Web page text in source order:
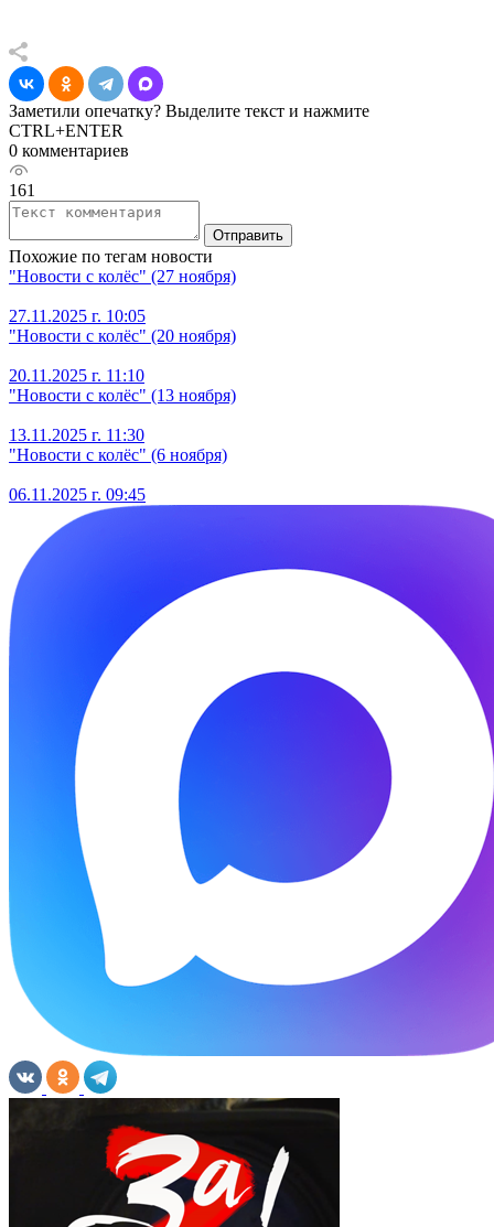
Заметили опечатку? Выделите текст и нажмите
CTRL+ENTER
0 комментариев
161
Отправить
Похожие по тегам новости
"Новости с колёс" (27 ноября)
27.11.2025 г. 10:05
"Новости с колёс" (20 ноября)
20.11.2025 г. 11:10
"Новости с колёс" (13 ноября)
13.11.2025 г. 11:30
"Новости с колёс" (6 ноября)
06.11.2025 г. 09:45